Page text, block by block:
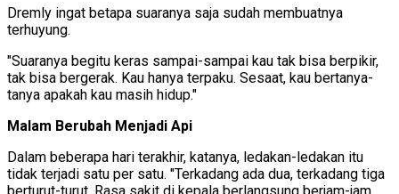
Dremly ingat betapa suaranya saja sudah membuatnya
terhuyung.
"Suaranya begitu keras sampai-sampai kau tak bisa berpikir,
tak bisa bergerak. Kau hanya terpaku. Sesaat, kau bertanya-
tanya apakah kau masih hidup."
Malam Berubah Menjadi Api
Dalam beberapa hari terakhir, katanya, ledakan-ledakan itu
tidak terjadi satu per satu. "Terkadang ada dua, terkadang tiga